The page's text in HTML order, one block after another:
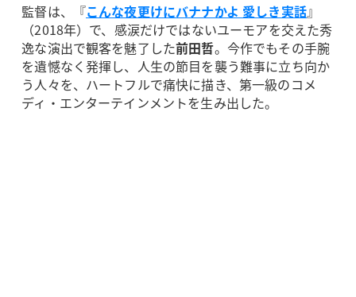
監督は、『こんな夜更けにバナナかよ 愛しき実話』
（2018年）で、感涙だけではないユーモアを交えた秀
逸な演出で観客を魅了した前田哲。今作でもその手腕
を遺憾なく発揮し、人生の節目を襲う難事に立ち向か
う人々を、ハートフルで痛快に描き、第一級のコメ
ディ・エンターテインメントを生み出した。